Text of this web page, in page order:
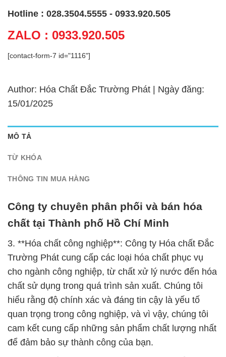
Hotline : 028.3504.5555 - 0933.920.505
ZALO : 0933.920.505
[contact-form-7 id="1116"]
Author: Hóa Chất Đắc Trường Phát | Ngày đăng:
15/01/2025
MÔ TẢ
TỪ KHÓA
THÔNG TIN MUA HÀNG
Công ty chuyên phân phối và bán hóa
chất tại Thành phố Hồ Chí Minh
3. **Hóa chất công nghiệp**: Công ty Hóa chất Đắc
Trường Phát cung cấp các loại hóa chất phục vụ
cho ngành công nghiệp, từ chất xử lý nước đến hóa
chất sử dụng trong quá trình sản xuất. Chúng tôi
hiểu rằng độ chính xác và đáng tin cậy là yếu tố
quan trọng trong công nghiệp, và vì vậy, chúng tôi
cam kết cung cấp những sản phẩm chất lượng nhất
để đảm bảo sự thành công của bạn.